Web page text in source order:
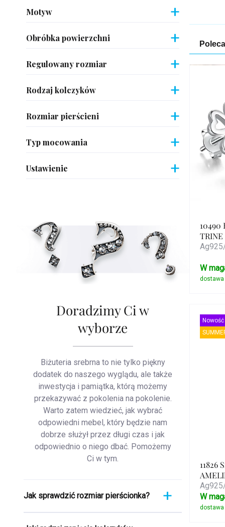
Motyw
Obróbka powierzchni
Regulowany rozmiar
Rodzaj kolczyków
Rozmiar pierścieni
Typ mocowania
Ustawienie
Doradzimy Ci w
wyborze
Biżuteria srebrna to nie tylko piękny
dodatek do naszego wyglądu, ale także
inwestycja i pamiątka, którą możemy
przekazywać z pokolenia na pokolenie.
Warto zatem wiedzieć, jak wybrać
odpowiedni mebel, który będzie nam
dobrze służył przez długi czas i jak
odpowiednio o niego dbać. Pomożemy
Ci w tym.
Jak sprawdzić rozmiar pierścionka?
10490
TRINE
W
Nowość
11826
W